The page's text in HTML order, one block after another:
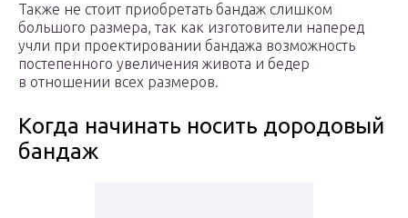
Также не стоит приобретать бандаж слишком
большого размера, так как изготовители наперед
учли при проектировании бандажа возможность
постепенного увеличения живота и бедер
в отношении всех размеров.
Когда начинать носить дородовый
бандаж